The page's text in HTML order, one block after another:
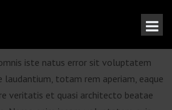
iste natus error sit voluptatem
laudantium, totam rem aperiam, eaque
veritatis et quasi architecto beatae